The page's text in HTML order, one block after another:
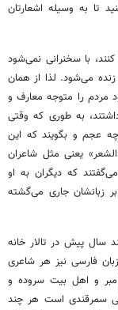
تا به وسیله اشعارتان
با سخنرانی نمی‌شود
می‌شود. لذا از همان
مردم را متوجه معارف و
به طوری ‏که وقتی
عجم و بگویند که این
یعنی مثل شاعران
که دیگران به او
زبانشان جاری ‏می‌گشته
سال پیش در تالار خانه
فارسی نیز هر شاعری
و اهل بیت سروده و
سمرقندی است ‏هر چند